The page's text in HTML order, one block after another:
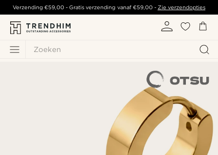
Zoeken
Verzending€59,00 - Gratis verzending vanaf €59,00- Zie verzendopties